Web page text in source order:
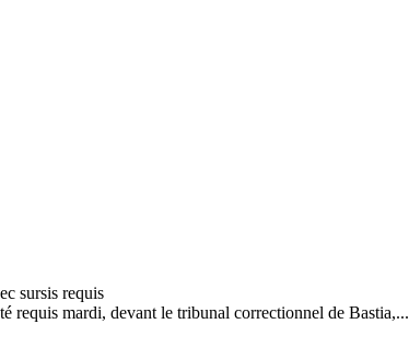
requis mardi, devant le tribunal correctionnel de Bastia,...